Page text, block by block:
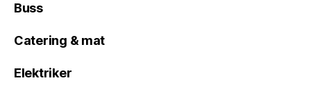
Buss
Catering & mat
Elektriker